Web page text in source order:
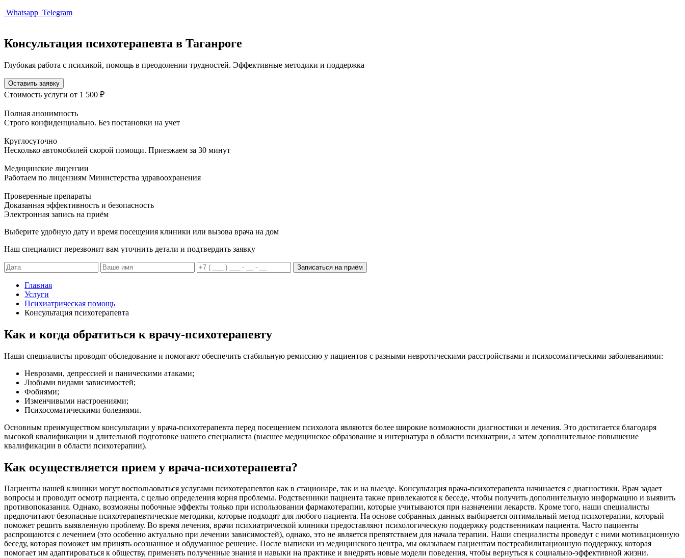
Whatsapp Telegram
Консультация психотерапевта в Таганроге
Глубокая работа с психикой, помощь в преодолении трудностей. Эффективные методики и поддержка
Оставить заявку
Стоимость услуги от 1 500 ₽
Полная анонимность
Строго конфиденциально. Без постановки на учет
Круглосуточно
Несколько автомобилей скорой помощи. Приезжаем за 30 минут
Медицинские лицензии
Работаем по лицензиям Министерства здравоохранения
Проверенные препараты
Доказанная эффективность и безопасность
Электронная запись на приём
Выберите удобную дату и время посещения клиники или вызова врача на дом
Наш специалист перезвонит вам уточнить детали и подтвердить заявку
Записаться на приём
Главная
Услуги
Психиатрическая помощь
Консультация психотерапевта
Как и когда обратиться к врачу-психотерапевту
Наши специалисты проводят обследование и помогают обеспечить стабильную ремиссию у пациентов с разными невротическими расстройствами и психосоматическими заболеваниями:
Неврозами, депрессией и паническими атаками;
Любыми видами зависимостей;
Фобиями;
Изменчивыми настроениями;
Психосоматическими болезнями.
Основным преимуществом консультации у врача-психотерапевта перед посещением психолога являются более широкие возможности диагностики и лечения. Это достигается благодаря
высокой квалификации и длительной подготовке нашего специалиста (высшее медицинское образование и интернатура в области психиатрии, а затем дополнительное повышение
квалификации в области психотерапии).
Как осуществляется прием у врача-психотерапевта?
Пациенты нашей клиники могут воспользоваться услугами психотерапевтов как в стационаре, так и на выезде. Консультация врача-психотерапевта начинается с диагностики. Врач задает
вопросы и проводит осмотр пациента, с целью определения корня проблемы. Родственники пациента также привлекаются к беседе, чтобы получить дополнительную информацию и выявить
противопоказания. Однако, возможны побочные эффекты только при использовании фармакотерапии, которые учитываются при назначении лекарств. Кроме того, наши специалисты
предпочитают безопасные психотерапевтические методики, которые подходят для любого пациента. На основе собранных данных выбирается оптимальный метод психотерапии, который
поможет решить выявленную проблему. Во время лечения, врачи психиатрической клиники предоставляют психологическую поддержку родственникам пациента. Часто пациенты
распрощаются с лечением (это особенно актуально при лечении зависимостей), однако, это не является препятствием для начала терапии. Наши специалисты проведут с ними мотивационную
беседу, которая поможет им принять осознанное и обдуманное решение. После выписки из медицинского центра, мы оказываем пациентам постреабилитационную поддержку, которая
помогает им адаптироваться к обществу, применять полученные знания и навыки на практике и внедрять новые модели поведения, чтобы вернуться к социально-эффективной жизни.